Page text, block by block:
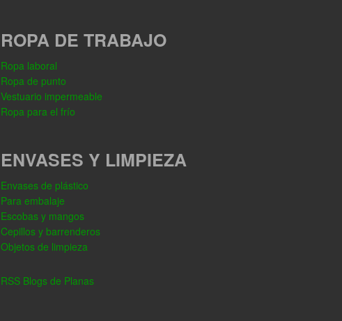
ROPA DE TRABAJO
Ropa laboral
Ropa de punto
Vestuario impermeable
Ropa para el frío
ENVASES Y LIMPIEZA
Envases de plástico
Para embalaje
Escobas y mangos
Cepillos y barrenderos
Objetos de limpieza
RSS Blogs de Planas